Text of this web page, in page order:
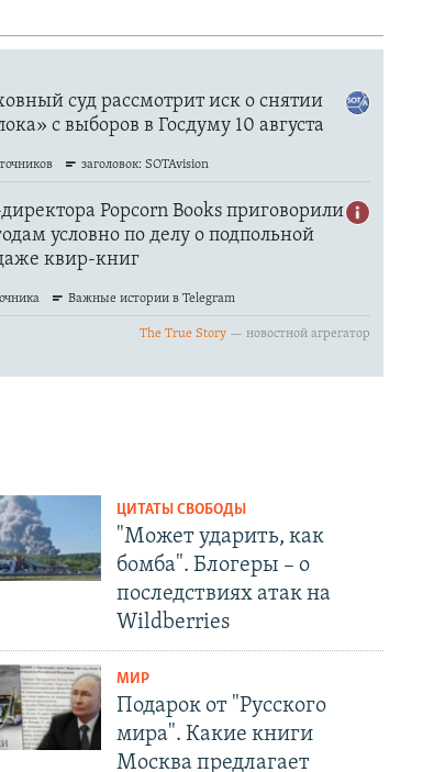
ЦИТАТЫ СВОБОДЫ
"Может ударить, как
бомба". Блогеры – о
последствиях атак на
Wildberries
МИР
Подарок от "Русского
мира". Какие книги
Москва предлагает